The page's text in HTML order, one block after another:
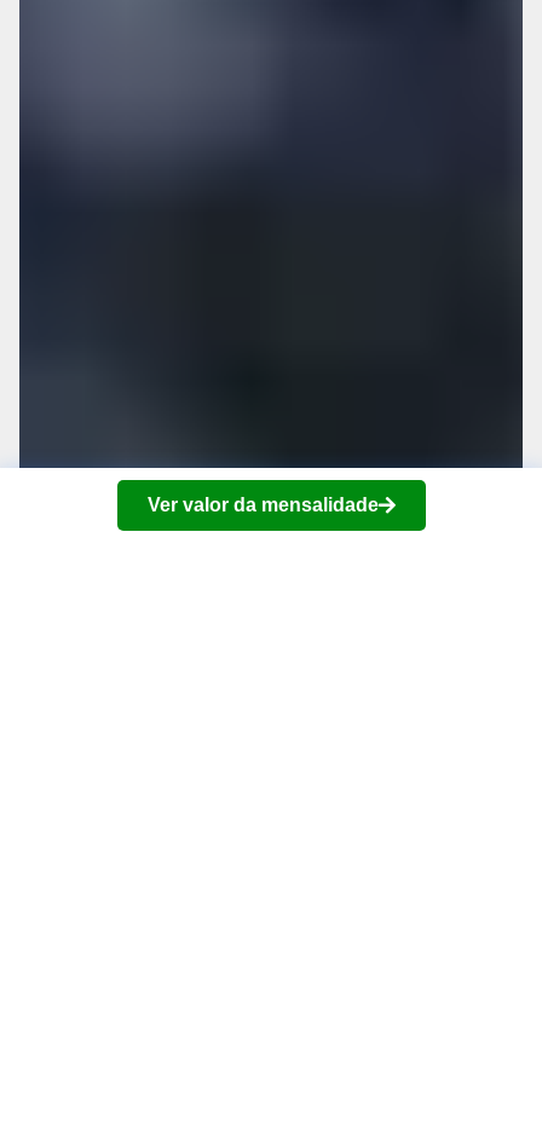
Ver valor da mensalidade